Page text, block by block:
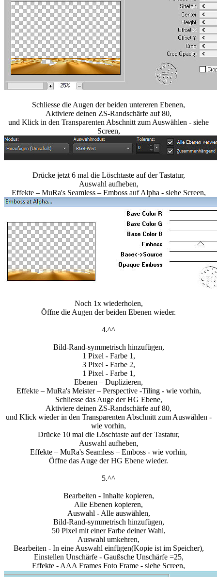
Schliesse die Augen der beiden untereren Ebenen,
Aktiviere deinen ZS-Randschärfe auf 80,
und Klick in den Transparenten Abschnitt zum Auswählen - siehe
Screen,
Drücke jetzt 6 mal die Löschtaste auf der Tastatur,
Auswahl aufheben,
Effekte – MuRa's Seamless – Emboss auf Alpha - siehe Screen,
Noch 1x wiederholen,
Öffne die Augen der beiden Ebenen wieder.
4.^^
Bild-Rand-symmetrisch hinzufügen,
1 Pixel - Farbe 1,
3 Pixel - Farbe 2,
1 Pixel - Farbe 1,
Ebenen – Duplizieren,
Effekte – MuRa's Meister – Perspective -Tiling - wie vorhin,
Schliesse das Auge der HG Ebene,
Aktiviere deinen ZS-Randschärfe auf 80,
und Klick wieder in den Transparenten Abschnitt zum Auswählen -
wie vorhin,
Drücke 10 mal die Löschtaste auf der Tastatur,
Auswahl aufheben,
Effekte – MuRa's Seamless – Emboss - wie vorhin,
Öffne das Auge der HG Ebene wieder.
5.^^
Bearbeiten - Inhalte kopieren,
Alle Ebenen kopieren,
Auswahl - Alle auswählen,
Bild-Rand-symmetrisch hinzufügen,
50 Pixel mit einer Farbe deiner Wahl,
Auswahl umkehren,
Bearbeiten - In eine Auswahl einfügen(Kopie ist im Speicher),
Einstellen Unschärfe - Gaußsche Unschärfe =25,
Effekte - AAA Frames Foto Frame - siehe Screen,